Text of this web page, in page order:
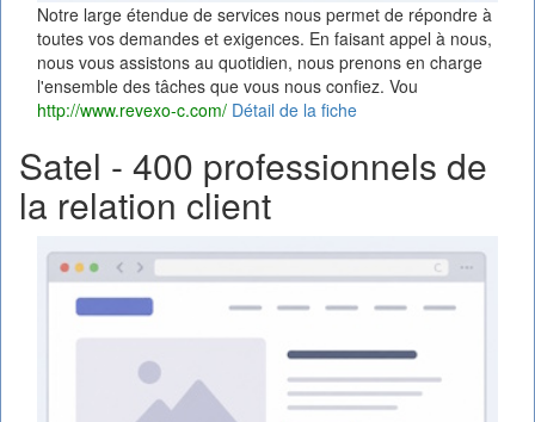
Notre large étendue de services nous permet de répondre à
toutes vos demandes et exigences. En faisant appel à nous,
nous vous assistons au quotidien, nous prenons en charge
l'ensemble des tâches que vous nous confiez. Vou
http://www.revexo-c.com/ Détail de la fiche
Satel - 400 professionnels de
la relation client